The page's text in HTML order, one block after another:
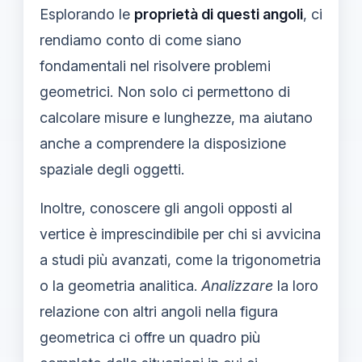
Esplorando le proprietà di questi angoli, ci
rendiamo conto di come siano
fondamentali nel risolvere problemi
geometrici. Non solo ci permettono di
calcolare misure e lunghezze, ma aiutano
anche a comprendere la disposizione
spaziale degli oggetti.
Inoltre, conoscere gli angoli opposti al
vertice è imprescindibile per chi si avvicina
a studi più avanzati, come la trigonometria
o la geometria analitica. Analizzare la loro
relazione con altri angoli nella figura
geometrica ci offre un quadro più